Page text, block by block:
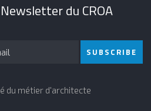
du CROA
SUBSCRIBE
du métier d'architecte